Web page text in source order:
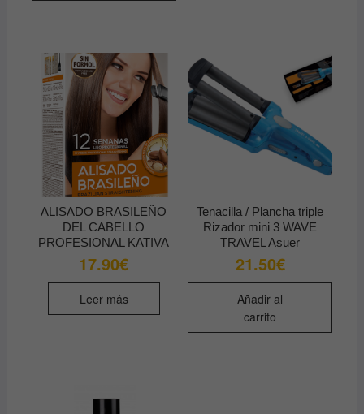
se
de
ALISADO BRASILEÑO
DEL CABELLO
PROFESIONAL KATIVA
17.90€
Leer más
Tenacilla / Plancha triple
Rizador mini 3 WAVE
TRAVEL Asuer
21.50€
Añadir al
carrito